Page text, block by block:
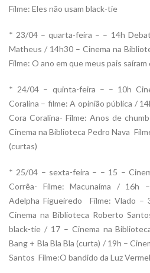
Filme: Eles não usam black-tie
* 23/04 – quarta-feira – – 14h
Matheus / 14h30 – Cinema na
Filme: O ano em que meus pais saíram
* 24/04 – quinta-feira – – 10h
Coralina – filme: A opinião pública /
Cora Coralina- Filme: Anos de
Cinema na Biblioteca Pedro Nava 
(curtas)
* 25/04 – sexta-feira – – 15 –
Corrêa- Filme: Macunaíma / 16h
Adelpha Figueiredo  Filme: Vlado
Cinema na Biblioteca Roberto
black-tie / 17 – Cinema na
Bang + Bla Bla Bla (curta) / 19h –
Santos  Filme:O bandido da Luz